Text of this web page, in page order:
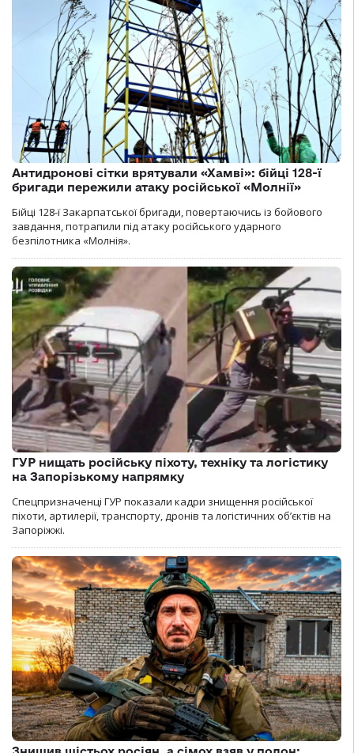
Антидронові сітки врятували «Хамві»: бійці 128-ї
бригади пережили атаку російської «Молнії»
Бійці 128-ї Закарпатської бригади, повертаючись із бойового
завдання, потрапили під атаку російського ударного
безпілотника «Молнія».
ГУР нищать російську піхоту, техніку та логістику
на Запорізькому напрямку
Спецпризначенці ГУР показали кадри знищення російської
піхоти, артилерії, транспорту, дронів та логістичних об’єктів на
Запоріжжі.